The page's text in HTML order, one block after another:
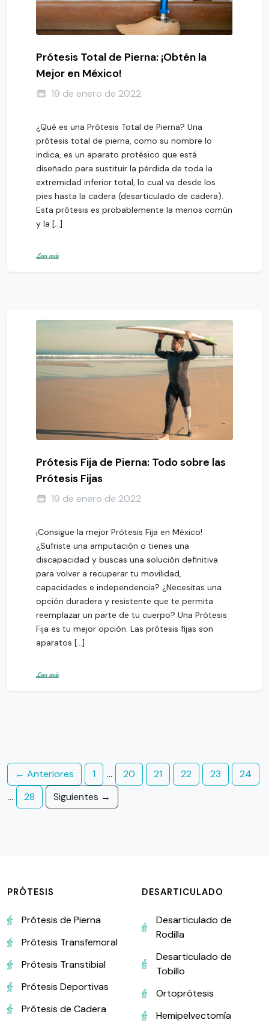
Prótesis Total de Pierna: ¡Obtén la
Mejor en México!
19 de enero de 2022
¿Qué es una Prótesis Total de Pierna? Una
prótesis total de pierna, como su nombre lo
indica, es un aparato protésico que está
diseñado para sustituir la pérdida de toda la
extremidad inferior total, lo cual va desde los
pies hasta la cadera (desarticulado de cadera).
Esta prótesis es probablemente la menos común
y la […]
Leer más
Prótesis Fija de Pierna: Todo sobre las
Prótesis Fijas
19 de enero de 2022
¡Consigue la mejor Prótesis Fija en México!
¿Sufriste una amputación o tienes una
discapacidad y buscas una solución definitiva
para volver a recuperar tu movilidad,
capacidades e independencia? ¿Necesitas una
opción duradera y resistente que te permita
reemplazar un parte de tu cuerpo? Una Prótesis
Fija es tu mejor opción. Las prótesis fijas son
aparatos […]
Leer más
Navegación
de
← Anteriores 1 … 20 21 22 23 24
… 28 Siguientes →
PRÓTESIS
Prótesis de Pierna
Prótesis Transfemoral
Prótesis Transtibial
Prótesis Deportivas
Prótesis de Cadera
DESARTICULADO
Desarticulado de
Rodilla
Desarticulado de
Tobillo
Ortoprótesis
Hemipelvectomía